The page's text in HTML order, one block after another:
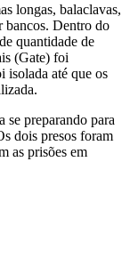
longas, balaclavas,
bancos. Dentro do
quantidade de
(Gate) foi
isolada até que os
preparando para
dois presos foram
as prisões em